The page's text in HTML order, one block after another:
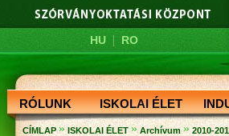
HU| RO
RÓLUNK ISKOLAI ÉLET
CÍMLAP » ISKOLAI ÉLET » Archívum » 2010-